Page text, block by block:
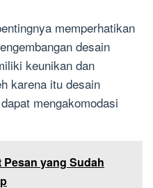
memperhatikan
desain
keunikan dan
karena itu desain
mengakomodasi
Pesan yang Sudah